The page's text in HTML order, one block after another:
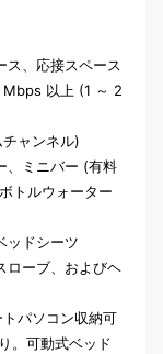
ス、応接スペース
以上 (1 ～ 2
ャンネル)
、ミニバー (有料
トルウォーター
ッドシーツ
ローブ、およびヘ
パソコン収納可
。可動式ベッド